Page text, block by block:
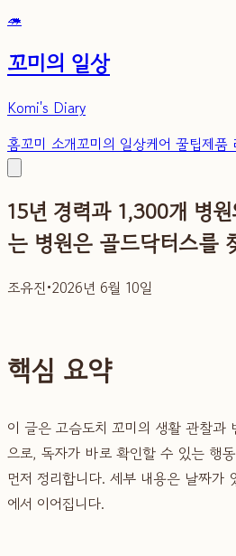
🦔
꼬미의 일상
Komi's Diary
홈꼬미 소개꼬미의 일상케어 꿀팁제품
15년 경력과 1,300개 병
는 병원은 골드닥터스를
조유진•2026년 6월 10일
핵심 요약
이 글은 고슴도치 꼬미의 생활 관찰과
으로, 독자가 바로 확인할 수 있는 행
먼저 정리합니다. 세부 내용은 날짜가
에서 이어집니다.